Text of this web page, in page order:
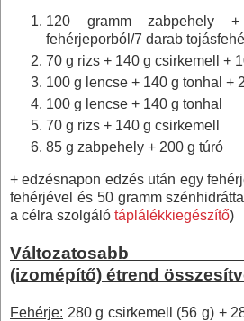
120 grammzabpehely
fehérjeporból/7 darab
70 g rizs + 140 g csirkemell +
100 g lencse + 140 g tonhal +
100 g lencse + 140 g tonhal
70 g rizs + 140 g csirkemell
85 g zabpehely + 200 g túró
+ edzésnapon edzés után egy
fehérjével és 50 gramm
a célra szolgáló táplálékkiegészítő)
(izomépítő) étrend
Fehérje: 280 g csirkemell (56 g) +